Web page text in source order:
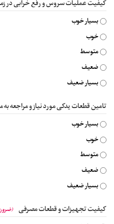
کیفیت عملیات سروس و رفع خرابی در
بسیار خوب
خوب
متوسط
ضعیف
بسیار ضعیف
تامین قطعات یدکی مورد نیاز و مراجعه
بسیار خوب
خوب
متوسط
ضعیف
بسیار ضعیف
کیفیت تجهیزات و قطعات مصرفی